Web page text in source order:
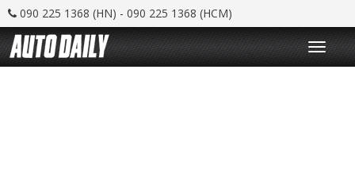
090 225 1368 (HN) - 090 225 1368 (HCM)
T
o
g